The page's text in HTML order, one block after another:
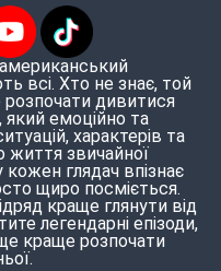
всі. Хто не знає, той
дивитися
емоційно та
характерів та
життя звичайної
кожен глядач впізнає
щиро посміється.
краще глянути від
легендарні епізоди,
краще розпочати